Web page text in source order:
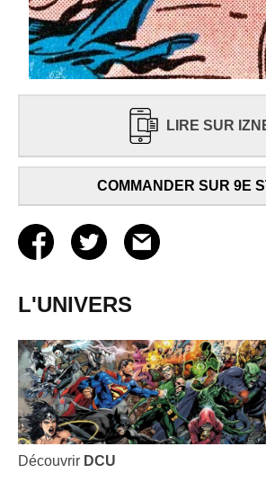
LIRE SUR
COMMANDER SUR 9E
L'UNIVERS
Découvrir DCU